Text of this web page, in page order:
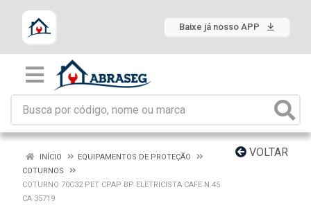
Baixe já nosso APP
VOLTAR
INÍCIO
EQUIPAMENTOS DE PROTEÇÃO
COTURNOS
COTURNO 70C32 PET CPAP BP ELETRICISTA CAFE N.45
CA 35719